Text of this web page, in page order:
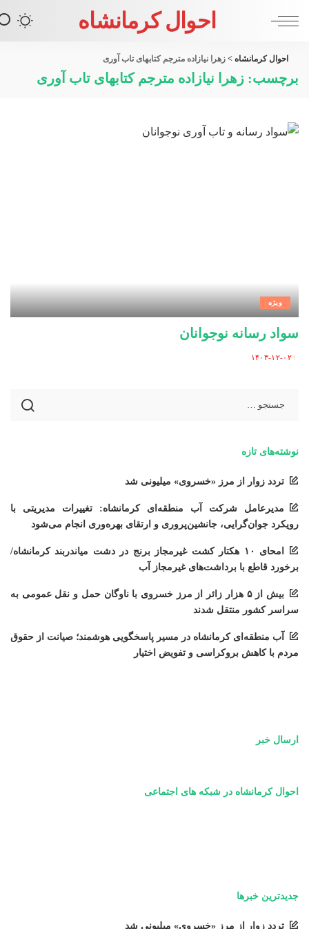
احوال کرمانشاه
احوال کرمانشاه > زهرا نیازاده مترجم کتابهای تاب آوری
برچسب: زهرا نیازاده مترجم کتابهای تاب آوری
ویژه
سواد رسانه نوجوانان
Posted
۱۴۰۳-۱۲-۰۲
نوشته‌های تازه
تردد زوار از مرز «خسروی» میلیونی شد
مدیرعامل شرکت آب منطقه‌ای کرمانشاه: تغییرات مدیریتی با
رویکرد جوان‌گرایی، جانشین‌پروری و ارتقای بهره‌وری انجام می‌شود
امحای ۱۰ هکتار کشت غیرمجاز برنج در دشت میاندربند کرمانشاه/
برخورد قاطع با برداشت‌های غیرمجاز آب
بیش از ۵ هزار زائر از مرز خسروی با ناوگان حمل‌ و نقل عمومی به
سراسر کشور منتقل شدند
آب منطقه‌ای کرمانشاه در مسیر پاسخگویی هوشمند؛ صیانت از حقوق
مردم با کاهش بروکراسی و تفویض اختیار
ارسال خبر
احوال کرمانشاه در شبکه های اجتماعی
جدیدترین خبرها
تردد زوار از مرز «خسروی» میلیونی شد